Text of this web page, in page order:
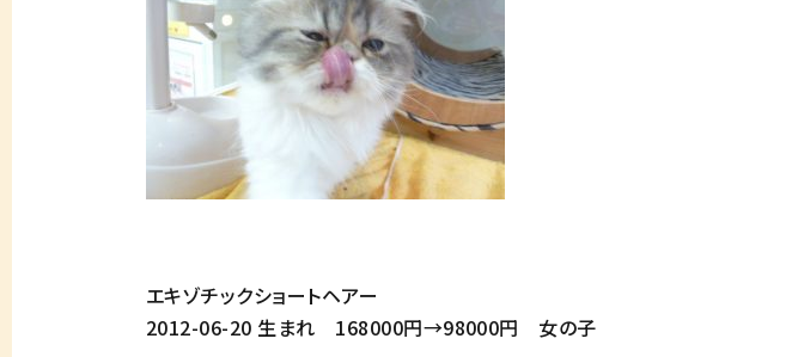
エキゾチックショートヘアー
2012-06-20 生まれ 168000円→98000円 女の子